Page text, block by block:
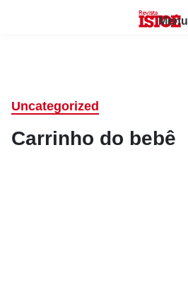
Menu
Uncategorized
Carrinho do bebê